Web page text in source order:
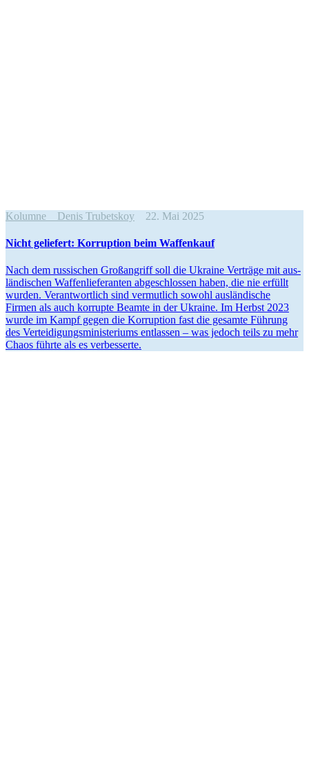
Kolumne Denis Trubetskoy 22. Mai 2025
Nicht gelie­fert: Kor­rup­tion beim Waffenkauf
Nach dem rus­si­schen Groß­an­griff soll die Ukraine Ver­träge mit aus­
län­di­schen Waf­fen­lie­fe­ran­ten abge­schlos­sen haben, die nie erfüllt
wurden. Ver­ant­wort­lich sind ver­mut­lich sowohl aus­län­di­sche
Firmen als auch kor­rupte Beamte in der Ukraine. Im Herbst 2023
wurde im Kampf gegen die Kor­rup­tion fast die gesamte Führung
des Ver­tei­di­gungs­mi­nis­te­ri­ums ent­las­sen – was jedoch teils zu mehr
Chaos führte als es verbesserte.